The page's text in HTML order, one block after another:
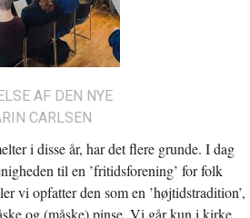
AF DEN NYE
CARLSEN
i disse år, har det flere grunde. I dag
til en ’fritidsforening’ for folk
vi opfatter den som en ’højtidstradition’,
og (måske) pinse. Vi går kun i kirke,